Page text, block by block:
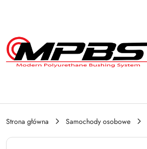
Przejdź do treści głównej
Przejdź do wyszukiwarki
Przejdź do moje konto
Przejdź do menu głównego
Przejdź do stopki
Strona główna Samochody osobowe